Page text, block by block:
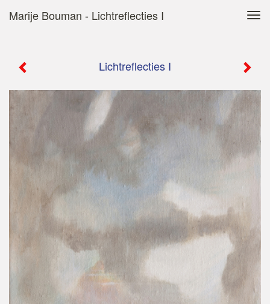
Marije Bouman - Lichtreflecties I
Lichtreflecties I